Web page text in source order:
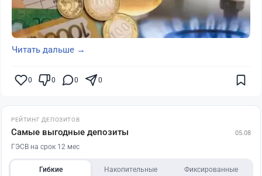
Читать дальше →
0 0 0 0
РЕЙТИНГ ДЕПОЗИТОВ
Самые выгодные депозиты 05.08
ГЭСВ на срок 12 мес
Гибкие Накопительные Фиксированные